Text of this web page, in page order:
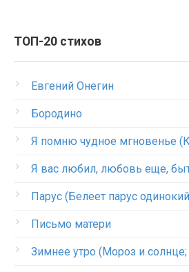
ТОП-20 стихов
Евгений Онегин
Бородино
Я помню чудное мгновенье
Я вас любил, любовь еще,
Парус (Белеет парус
Письмо матери
Зимнее утро (Мороз и